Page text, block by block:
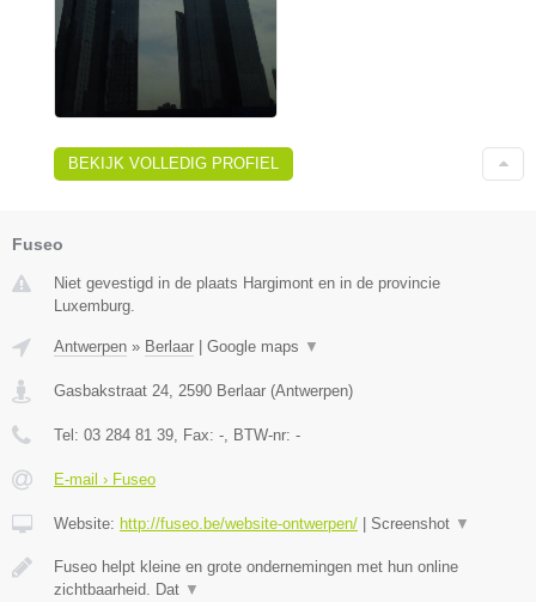
BEKIJK VOLLEDIG PROFIEL
Fuseo
Niet gevestigd in de plaats Hargimont en in de provincie
Luxemburg.
Antwerpen » Berlaar Google maps ▼
Gasbakstraat 24, 2590 Berlaar (Antwerpen)
Tel: 03 284 81 39, Fax: -, BTW-nr: -
E-mail › Fuseo
Website: http://fuseo.be/website-ontwerpen/ Screenshot ▼
Fuseo helpt kleine en grote ondernemingen met hun online
zichtbaarheid. Dat ▼